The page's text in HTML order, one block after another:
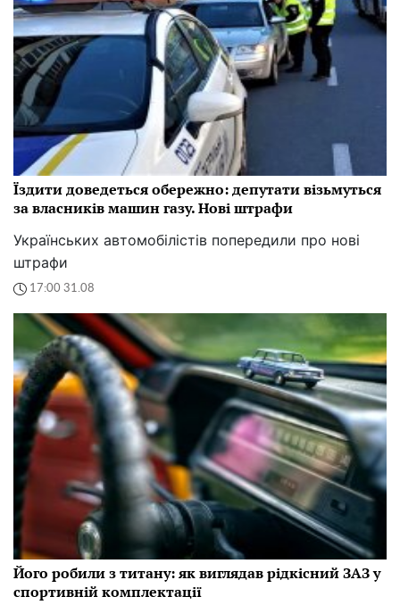
Їздити доведеться обережно: депутати візьмуться
за власників машин газу. Нові штрафи
Українських автомобілістів попередили про нові
штрафи
17:00 31.08
Його робили з титану: як виглядав рідкісний ЗАЗ у
спортивній комплектації